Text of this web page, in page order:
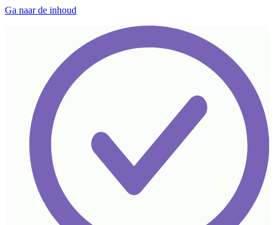
Ga naar de inhoud